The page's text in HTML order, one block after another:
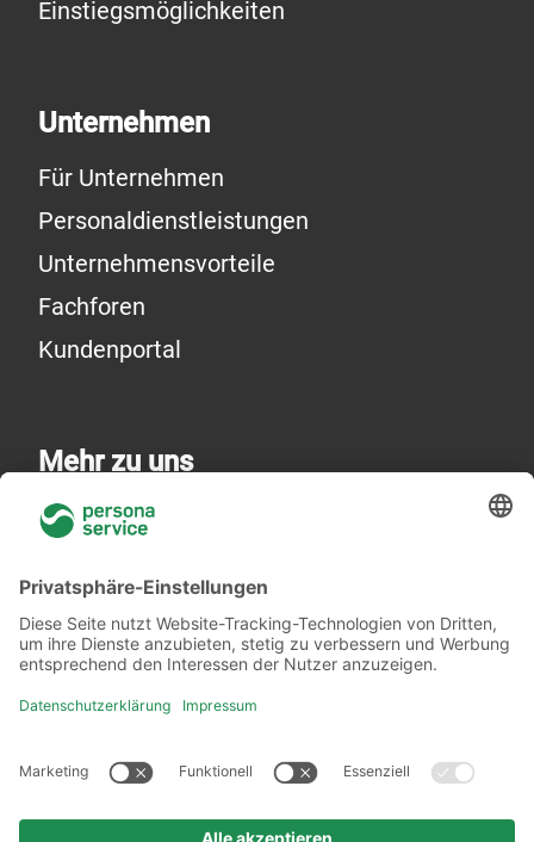
Einstiegsmöglichkeiten
Unternehmen
Für Unternehmen
Personaldienstleistungen
Unternehmensvorteile
Fachforen
Kundenportal
Mehr zu uns
Über uns
Akademie
Rechtliches
Datenschutzerklärung
Verhaltenskodex